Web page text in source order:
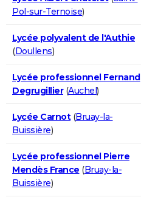
Pol-sur-Ternoise)
Lycée polyvalent de l'Authie
(Doullens)
Lycée professionnel Fernand
Degrugillier(Auchel)
Lycée Carnot(Bruay-la-
Buissière)
Lycée professionnel Pierre
Mendès France (Bruay-la-
Buissière)